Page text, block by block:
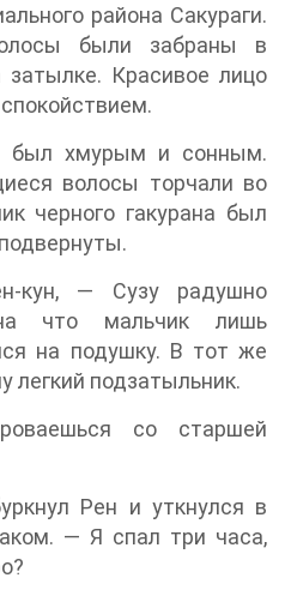
района Сакураги.
были забраны в
затылке. Красивое лицо
был хмурым и сонным.
волосы торчали во
черного гакурана был
кун, — Сузу радушно
что мальчик лишь
на подушку. В тот же
легкий подзатыльник.
со старшей
Рен и уткнулся в
— Я спал три часа,